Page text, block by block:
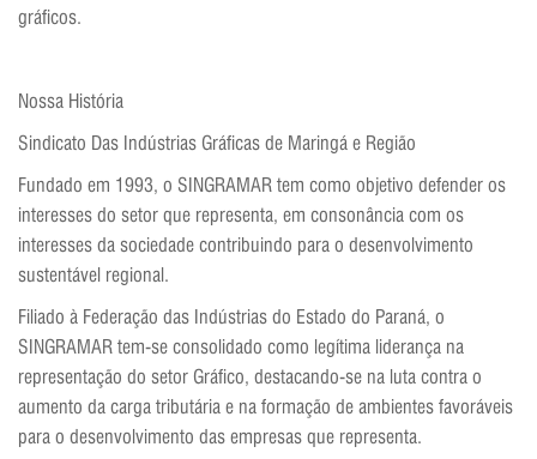
gráficos.
Nossa História
Sindicato Das Indústrias Gráficas de Maringá e Região
Fundado em 1993, o SINGRAMAR tem como objetivo defender os
interesses do setor que representa, em consonância com os
interesses da sociedade contribuindo para o desenvolvimento
sustentável regional.
Filiado à Federação das Indústrias do Estado do Paraná, o
SINGRAMAR tem-se consolidado como legítima liderança na
representação do setor Gráfico, destacando-se na luta contra o
aumento da carga tributária e na formação de ambientes favoráveis
para o desenvolvimento das empresas que representa.